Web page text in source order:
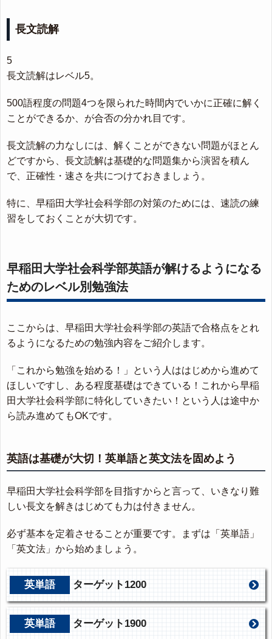
長文読解
5
長文読解はレベル5。
500語程度の問題4つを限られた時間内でいかに正確に解く
ことができるか、が合否の分かれ目です。
長文読解の力なしには、解くことができない問題がほとん
どですから、長文読解は基礎的な問題集から演習を積ん
で、正確性・速さを共につけておきましょう。
特に、早稲田大学社会科学部の対策のためには、速読の練
習をしておくことが大切です。
早稲田大学社会科学部英語が解けるようになる
ためのレベル別勉強法
ここからは、早稲田大学社会科学部の英語で合格点をとれ
るようになるための勉強内容をご紹介します。
「これから勉強を始める！」という人ははじめから進めて
ほしいですし、ある程度基礎はできている！これから早稲
田大学社会科学部に特化していきたい！という人は途中か
ら読み進めてもOKです。
英語は基礎が大切！英単語と英文法を固めよう
早稲田大学社会科学部を目指すからと言って、いきなり難
しい長文を解きはじめても力は付きません。
必ず基本を定着させることが重要です。まずは「英単語」
「英文法」から始めましょう。
英単語 ターゲット1200
英単語 ターゲット1900